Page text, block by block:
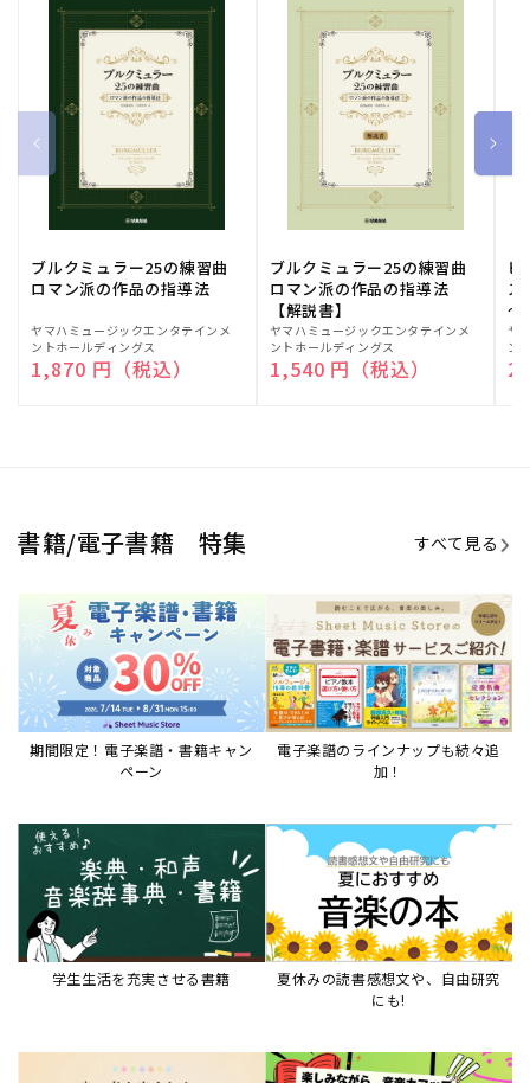
ブルクミュラー25の練習曲
ロマン派の作品の指導法
販
売
元:
ヤマハミュージックエンタテインメ
ントホールディングス
通常価格
1,870 円（税込）
ブルクミュラー25の練習曲
ロマン派の作品の指導法
【解説書】
販
売
元:
ヤマハミュージックエンタテインメ
ントホールディングス
通常価格
1,540 円（税込）
ピ
ス
～
販
売
元:
ヤ
ン
書籍/電子書籍 特集 すべて見る
期間限定！電子楽譜・書籍キャン
ペーン
電子楽譜のラインナップも続々追
加！
学生生活を充実させる書籍
夏休みの読書感想文や、自由研究
にも!